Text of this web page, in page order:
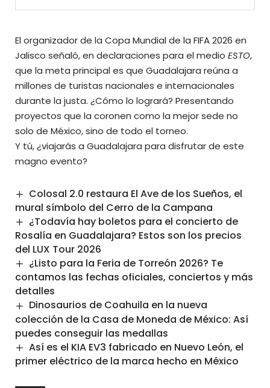
El organizador de la Copa Mundial de la FIFA 2026 en
Jalisco señaló, en declaraciones para el medio ESTO,
que la meta principal es que Guadalajara reúna a
millones de turistas nacionales e internacionales
durante la justa. ¿Cómo lo logrará? Presentando
proyectos que la coronen como la mejor sede no
solo de México, sino de todo el torneo.
Y tú, ¿viajarás a Guadalajara para disfrutar de este
magno evento?
Colosal 2.0 restaura El Ave de los Sueños, el
mural símbolo del Cerro de la Campana
¿Todavía hay boletos para el concierto de
Rosalía en Guadalajara? Estos son los precios
del LUX Tour 2026
¿Listo para la Feria de Torreón 2026? Te
contamos las fechas oficiales, conciertos y más
detalles
Dinosaurios de Coahuila en la nueva
colección de la Casa de Moneda de México: Así
puedes conseguir las medallas
Así es el KIA EV3 fabricado en Nuevo León, el
primer eléctrico de la marca hecho en México